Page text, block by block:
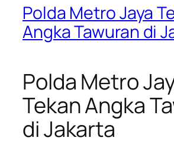
Polda Metro Jaya
Angka Tawuran di
Polda Metro
Tekan Angka
di Jakarta